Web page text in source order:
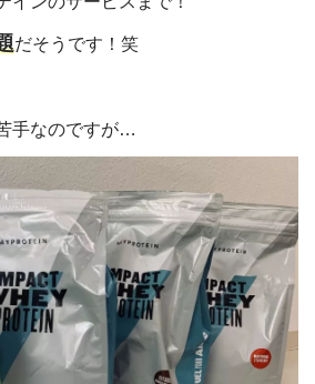
だそうです！笑
手なのですが…